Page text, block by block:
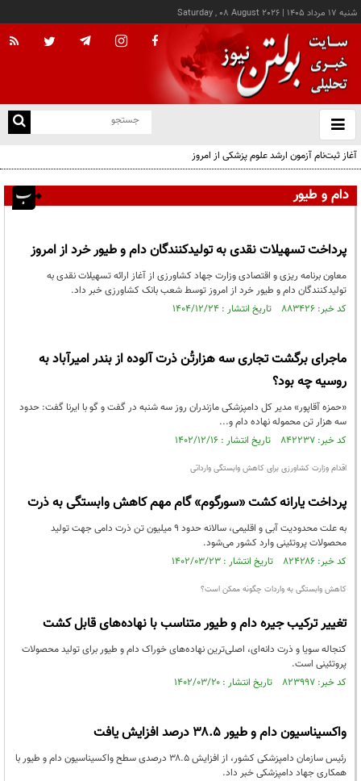
شنبه ۱۷ مرداد ۱۴۰۵ |
Saturday , 08 August 2026
باز
و
آغاز ثبت‌نام آزمون ارشد علوم پزشکی از امروز
دام و طیور
پرداخت تسهیلات نقدی به تولیدکنندگان دام و طیور خرد از امروز
معاون برنامه ریزی و اقتصادی وزارت جهاد کشاورزی از آغاز ارائه تسهیلات نقدی به
تولیدکنندگان دام و طیور خرد از امروز توسط شعب بانک کشاورزی خبر داد.
کد خبر: ۸۸۳۴۲۶ تاریخ انتشار : ۱۴۰۴/۱۲/۲۴
ماجرای برگشت تجاری سه هزارتُن ذرت آلوده از بندر امیرآباد به
روسیه چه بود؟
«حمزه آقاپور» مدیر کل دامپزشکی مازندران روز سه شنبه در گفت و گو با ایرنا گفت: حدود
سه هزار تن محموله نهاده دام و...
کد خبر: ۸۴۲۲۳۷ تاریخ انتشار : ۱۴۰۲/۱۲/۱۶
اقدام وزارت کشاورزی برای کاهش وابستگی وارداتی
پرداخت یارانه کشت «سورگوم» گام مهم کاهش وابستگی به ذرت
به علت محدودیت آبی و اقلیمی، سالانه حدود ۹ میلیون تن ذرت دامی جهت تولید
محصولات پروتئینی وارد کشور می‌شود.
کد خبر: ۸۲۴۲۸۶ تاریخ انتشار : ۱۴۰۲/۰۳/۲۳
کاهش وابستگی به واردات چگونه ممکن است؟
تغییر ترکیب جیره دام و طیور متناسب با نهاده‌های قابل کشت
کنجاله سویا و ذرت دانه‌ای، اصلی‌ترین نهاده‌های خوراک دام و طیور برای تولید محصولات
پروتئینی است.
کد خبر: ۸۲۳۹۹۷ تاریخ انتشار : ۱۴۰۲/۰۳/۲۰
واکسیناسیون دام و طیور ۳۸.۵ درصد افزایش یافت
رئیس سازمان دامپزشکی کشور، از افزایش ۳۸.۵ درصدی سطح واکسیناسیون دام و طیور با
همکاری جهاد دامپزشکی خبر داد.